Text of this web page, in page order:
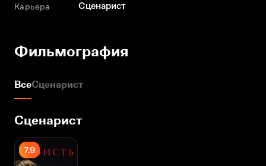
Карьера Сценарист
Фильмография
ВсеСценарист
Сценарист
7.9